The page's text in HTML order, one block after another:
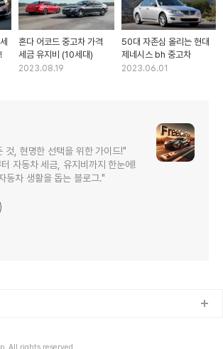
혼다 어코드 중고차 가격
세금 유지비 (10세대)
2023.08.19
50대 자존심 올리는 현대
제네시스 bh 중고차
2023.06.01
것, 현명한 선택을 위한 가이드!"
자동차 세금, 유지비까지 한눈에!
동차 생활을 돕는 블로그."